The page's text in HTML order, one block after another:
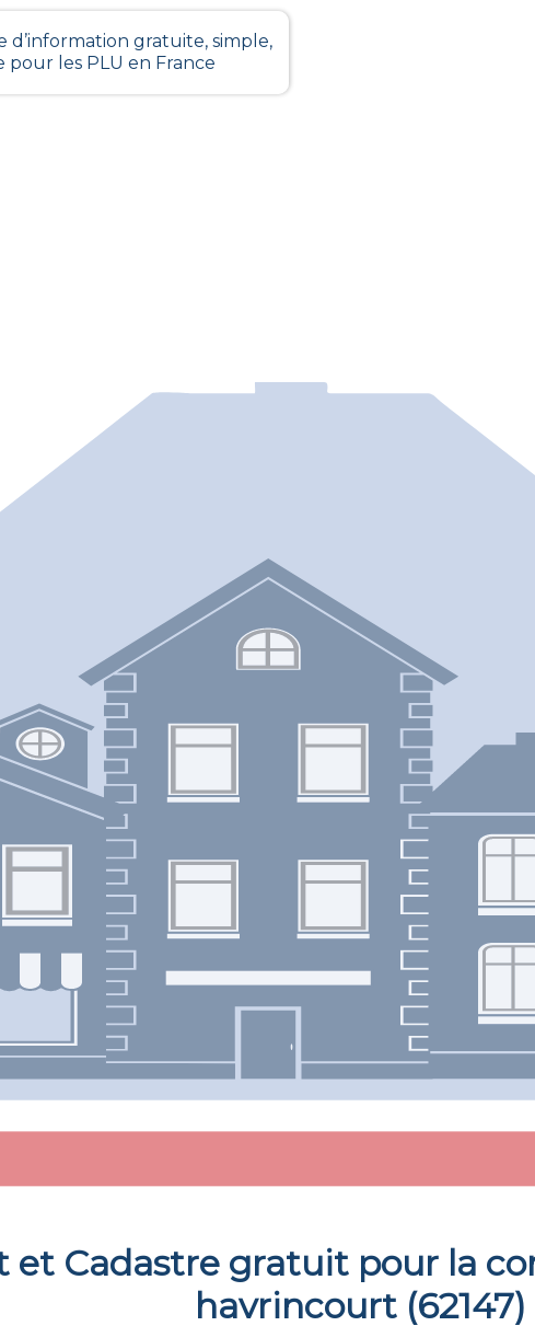
d’information gratuite, simple,
pour les PLU en France
et Cadastre gratuit pour la
havrincourt(62147)